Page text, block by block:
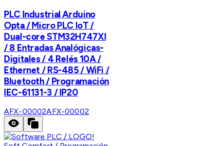
PLC Industrial Arduino
Opta / Micro PLC IoT /
Dual-core STM32H747XI
/ 8 Entradas Analógicas-
Digitales / 4 Relés 10A /
Ethernet / RS-485 / WiFi /
Bluetooth / Programación
IEC-61131-3 / IP20
AFX-00002AFX-00002